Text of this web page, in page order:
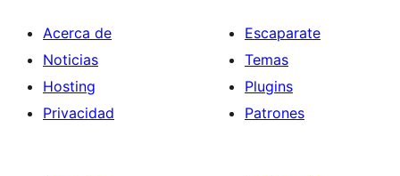
Acerca de
Noticias
Hosting
Privacidad
Escaparate
Temas
Plugins
Patrones